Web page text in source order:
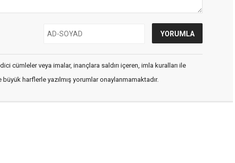
cümleler veya imalar, inançlara saldırı içeren, imla kuralları ile
harflerle yazılmış yorumlar onaylanmamaktadır.